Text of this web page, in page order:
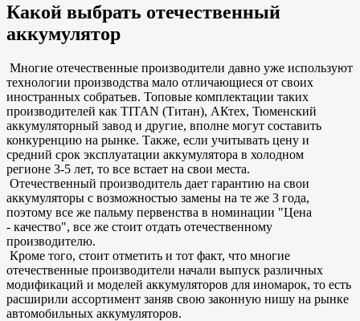
Какой выбрать отечественный
аккумулятор
Многие отечественные производители давно уже используют
технологии производства мало отличающиеся от своих
иностранных собратьев. Топовые комплектации таких
производителей как TITAN (Титан), АКтех, Тюменский
аккумуляторный завод и другие, вполне могут составить
конкуренцию на рынке. Также, если учитывать цену и
средний срок эксплуатации аккумулятора в холодном
регионе 3-5 лет, то все встает на свои места.
Отечественный производитель дает гарантию на свои
аккумуляторы с возможностью замены на те же 3 года,
поэтому все же пальму первенства в номинации "Цена
- качество", все же стоит отдать отечественному
производителю.
Кроме того, стоит отметить и тот факт, что многие
отечественные производители начали выпуск различных
модификаций и моделей аккумуляторов для иномарок, то есть
расширили ассортимент заняв свою законную нишу на рынке
автомобильных аккумуляторов.